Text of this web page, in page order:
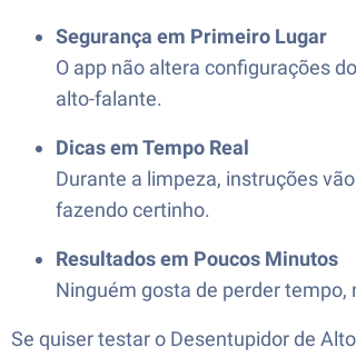
Segurança em Primeiro Lugar
O app não altera configurações
alto-falante.
Dicas em Tempo Real
Durante a limpeza, instruções
fazendo certinho.
Resultados em Poucos Minutos
Ninguém gosta de perder
Se quiser testar o Desentupidor de